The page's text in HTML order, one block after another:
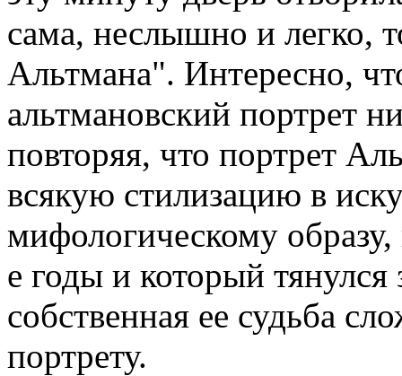
сама, неслышно и легко,
Альтмана". Интересно,
альтмановский портрет
повторяя, что портрет
всякую стилизацию в
мифологическому
е годы и который
собственная ее судьба
портрету.